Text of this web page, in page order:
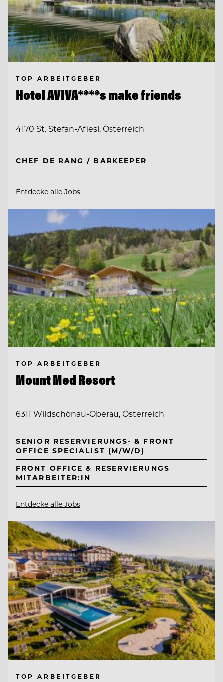
TOP ARBEITGEBER
Hotel AVIVA****s make friends
4170 St. Stefan-Afiesl, Österreich
CHEF DE RANG / BARKEEPER
Entdecke alle Jobs
TOP ARBEITGEBER
Mount Med Resort
6311 Wildschönau-Oberau, Österreich
SENIOR RESERVIERUNGS- & FRONT
OFFICE SPECIALIST (M/W/D)
FRONT OFFICE & RESERVIERUNGS
MITARBEITER:IN
Entdecke alle Jobs
TOP ARBEITGEBER